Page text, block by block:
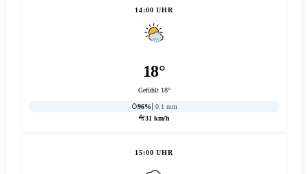
14:00 UHR
18°
Gefühlt 18°
96%
0.1 mm
31 km/h
15:00 UHR